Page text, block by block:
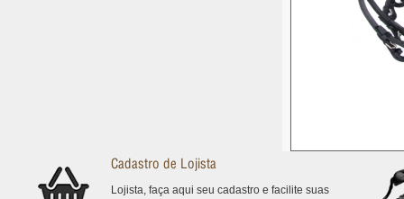
Cadastro de Lojista
Lojista, faça aqui seu cadastro e facilite suas